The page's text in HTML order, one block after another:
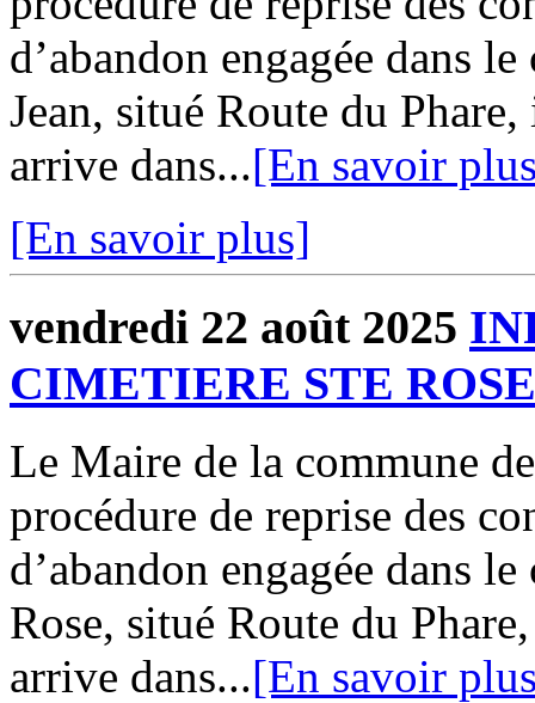
d’abandon engagée dans
Jean, situé Route du
arrive dans...[En savoir
[En savoir plus]
vendredi 22 août 2025
CIMETIERE STE ROSE
Le Maire de la commune
procédure de reprise des
d’abandon engagée dans
Rose, situé Route du
arrive dans...[En savoir